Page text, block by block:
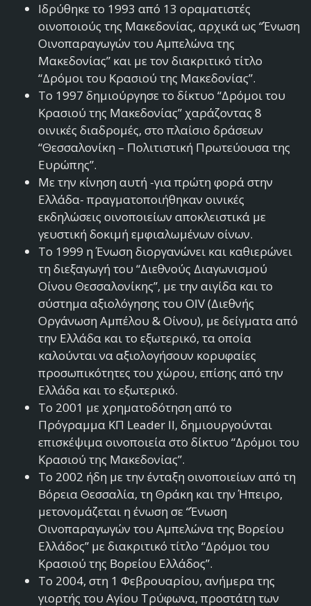
Ιδρύθηκε το 1993 από 13 οραματιστές
οινοποιούς της Μακεδονίας, αρχικά ως “Ένωση
Οινοπαραγωγών του Αμπελώνα της
Μακεδονίας” και με τον διακριτικό τίτλο
“Δρόμοι του Κρασιού της Μακεδονίας”.
Το 1997 δημιούργησε το δίκτυο “Δρόμοι του
Κρασιού της Μακεδονίας” χαράζοντας 8
οινικές διαδρομές, στο πλαίσιο δράσεων
“Θεσσαλονίκη – Πολιτιστική Πρωτεύουσα της
Ευρώπης”.
Με την κίνηση αυτή -για πρώτη φορά στην
Ελλάδα- πραγματοποιήθηκαν οινικές
εκδηλώσεις οινοποιείων αποκλειστικά με
γευστική δοκιμή εμφιαλωμένων οίνων.
Το 1999 η Ένωση διοργανώνει και καθιερώνει
τη διεξαγωγή του “Διεθνούς Διαγωνισμού
Οίνου Θεσσαλονίκης”, με την αιγίδα και το
σύστημα αξιολόγησης του OIV (Διεθνής
Οργάνωση Αμπέλου & Οίνου), με δείγματα από
την Ελλάδα και το εξωτερικό, τα οποία
καλούνται να αξιολογήσουν κορυφαίες
προσωπικότητες του χώρου, επίσης από την
Ελλάδα και το εξωτερικό.
Το 2001 με χρηματοδότηση από το
Πρόγραμμα ΚΠ Leader II, δημιουργούνται
επισκέψιμα οινοποιεία στο δίκτυο “Δρόμοι του
Κρασιού της Μακεδονίας”.
Το 2002 ήδη με την ένταξη οινοποιείων από τη
Βόρεια Θεσσαλία, τη Θράκη και την Ήπειρο,
μετονομάζεται η ένωση σε “Ένωση
Οινοπαραγωγών του Αμπελώνα της Βορείου
Ελλάδος” με διακριτικό τίτλο “Δρόμοι του
Κρασιού της Βορείου Ελλάδος”.
Το 2004, στη 1 Φεβρουαρίου, ανήμερα της
γιορτής του Αγίου Τρύφωνα, προστάτη των